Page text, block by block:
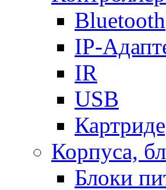
Bluetooth
IP-
IR
USB
Корпуса,
Блоки